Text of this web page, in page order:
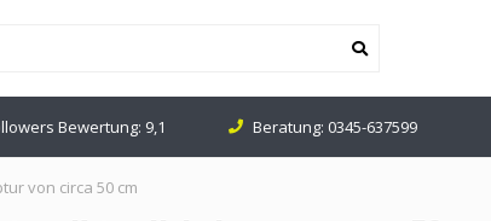
Bewertung: 9,1 Beratung:0345-637599
von circa 50 cm